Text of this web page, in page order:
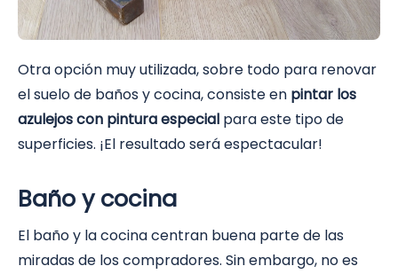
Otra opción muy utilizada, sobre todo para renovar
el suelo de baños y cocina, consiste en pintar los
azulejos con pintura especial para este tipo de
superficies. ¡El resultado será espectacular!
Baño y cocina
El baño y la cocina centran buena parte de las
miradas de los compradores. Sin embargo, no es